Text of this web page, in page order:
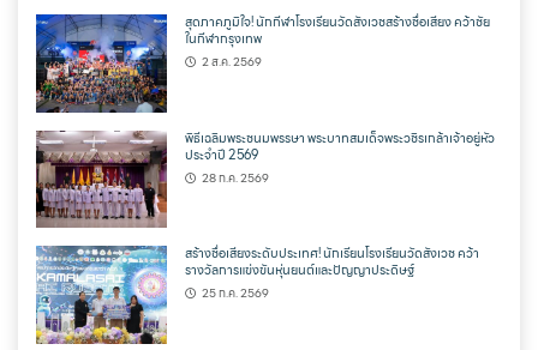
สุดภาคภูมิใจ! นักกีฬาโรงเรียนวัดสังเวชสร้างชื่อเสียง คว้าชัย
ในกีฬากรุงเทพ
2 ส.ค. 2569
พิธีเฉลิมพระชนมพรรษา พระบาทสมเด็จพระวชิรเกล้าเจ้าอยู่หัว
ประจำปี 2569
28 ก.ค. 2569
สร้างชื่อเสียงระดับประเทศ! นักเรียนโรงเรียนวัดสังเวช คว้า
รางวัลการแข่งขันหุ่นยนต์และปัญญาประดิษฐ์
25 ก.ค. 2569